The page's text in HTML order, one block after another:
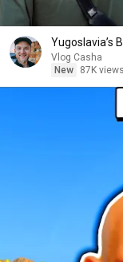
Yugoslavia’s
Vlog Casha
New
87K views